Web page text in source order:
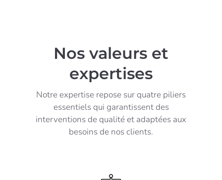
Nos valeurs et
expertises
Notre expertise repose sur quatre piliers
essentiels qui garantissent des
interventions de qualité et adaptées aux
besoins de nos clients.